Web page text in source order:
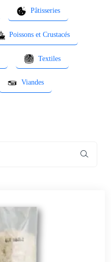
Pâtisseries
Poissons et Crustacés
Textiles
Viandes